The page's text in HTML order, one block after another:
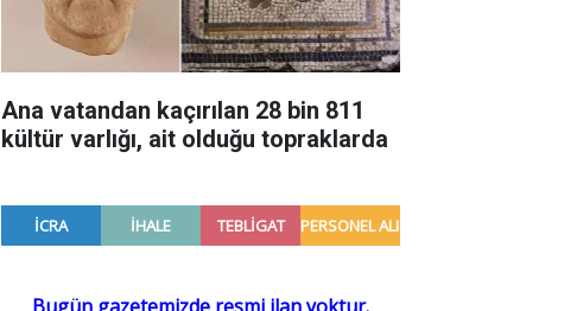
Ana vatandan kaçırılan 28 bin 811
kültür varlığı, ait olduğu topraklarda